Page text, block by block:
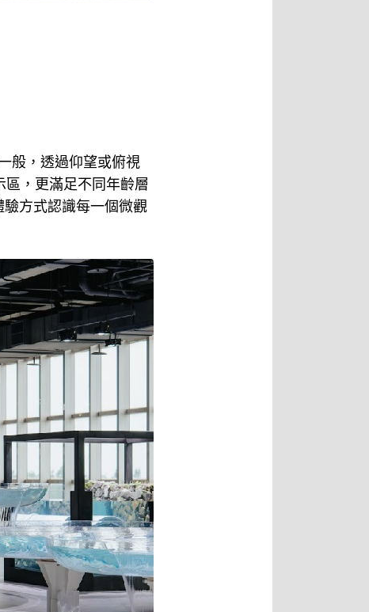
般，透過仰望或俯視
，更滿足不同年齡層
方式認識每一個微觀